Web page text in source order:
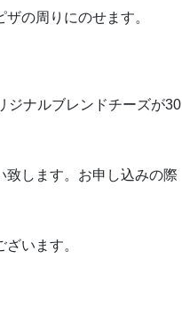
の周りにのせます。
ジナルブレンドチーズが30
致します。お申し込みの際
います。